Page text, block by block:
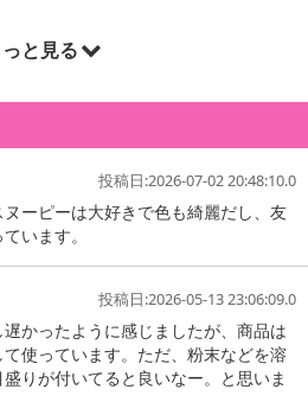
っと見る
投稿日:2026-07-02 20:48:10.0
ーピーは大好きで色も綺麗だし、友
います。
投稿日:2026-05-13 23:06:09.0
かったように感じましたが、商品は
使っています。ただ、粉末などを溶
りが付いてると良いなー。と思いま